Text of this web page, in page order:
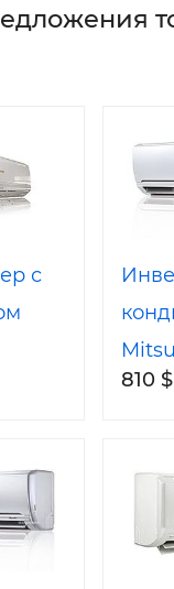
с
810 $